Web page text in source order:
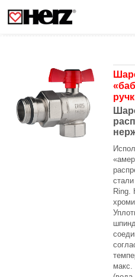
Ring.
макс.